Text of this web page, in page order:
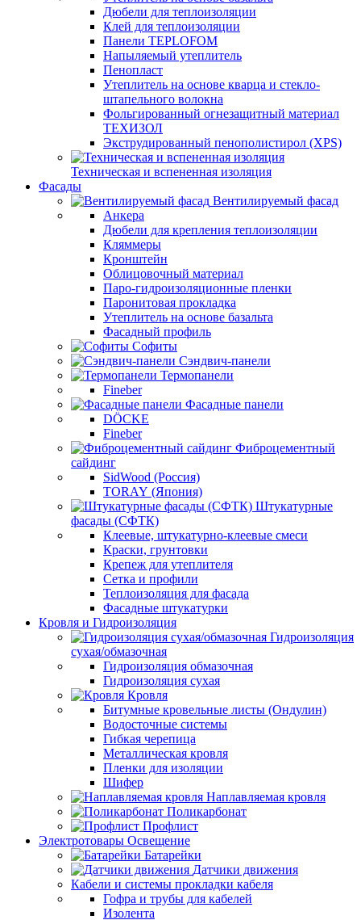
Дюбели для теплоизоляции
Клей для теплоизоляции
Панели TEPLOFOM
Напыляемый утеплитель
Пенопласт
Утеплитель на основе кварца и стекло-
штапельного волокна
Фольгированный огнезащитный материал
ТЕХИЗОЛ
Экструдированный пенополистирол (XPS)
Техническая и вспененная изоляция
Фасады
Вентилируемый фасад
Анкера
Дюбели для крепления теплоизоляции
Кляммеры
Кронштейн
Облицовочный материал
Паро-гидроизоляционные пленки
Паронитовая прокладка
Утеплитель на основе базальта
Фасадный профиль
Софиты
Сэндвич-панели
Термопанели
Fineber
Фасадные панели
DÖCKE
Fineber
Фиброцементный
сайдинг
SidWood (Россия)
TORAY (Япония)
Штукатурные
фасады (СФТК)
Клеевые, штукатурно-клеевые смеси
Краски, грунтовки
Крепеж для утеплителя
Сетка и профили
Теплоизоляция для фасада
Фасадные штукатурки
Кровля и Гидроизоляция
Гидроизоляция
сухая/обмазочная
Гидроизоляция обмазочная
Гидроизоляция сухая
Кровля
Битумные кровельные листы (Ондулин)
Водосточные системы
Гибкая черепица
Металлическая кровля
Пленки для изоляции
Шифер
Наплавляемая кровля
Поликарбонат
Профлист
Электротовары Освещение
Батарейки
Датчики движения
Кабели и системы прокладки кабеля
Гофра и трубы для кабелей
Изолента